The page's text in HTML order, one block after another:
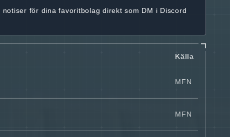
notiser för dina favoritbolag direkt som DM i Discord
Källa
MFN
MFN